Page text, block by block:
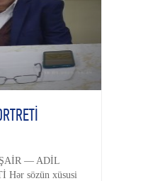
— ADİL
Hər sözün xüsusi